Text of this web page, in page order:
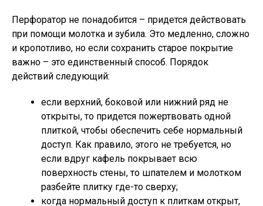
Перфоратор не понадобится – придется действовать
при помощи молотка и зубила. Это медленно, сложно
и кропотливо, но если сохранить старое покрытие
важно – это единственный способ. Порядок
действий следующий:
если верхний, боковой или нижний ряд не
открыты, то придется пожертвовать одной
плиткой, чтобы обеспечить себе нормальный
доступ. Как правило, этого не требуется, но
если вдруг кафель покрывает всю
поверхность стены, то шпателем и молотком
разбейте плитку где-то сверху;
когда нормальный доступ к плиткам открыт,